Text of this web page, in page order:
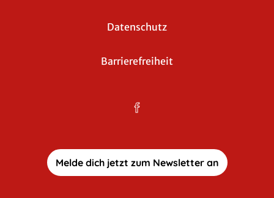
Datenschutz
Barrierefreiheit
Melde dich jetzt zum Newsletter an